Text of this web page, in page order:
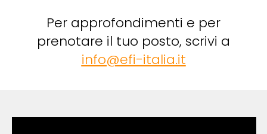
Per approfondimenti e per
prenotare il tuo posto, scrivi a
info@efi-italia.it